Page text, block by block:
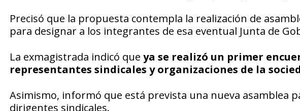
Precisó que la propuesta contempla la realización de
para designar a los integrantes de esa eventual Junta de
La exmagistrada indicó que ya se realizó un primer
representantes sindicales y organizaciones de la
Asimismo, informó que está prevista una nueva asamblea
dirigentes sindicales.